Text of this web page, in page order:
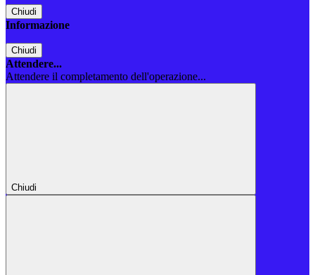
Chiudi
Informazione
Chiudi
Attendere...
Attendere il completamento dell'operazione...
Chiudi